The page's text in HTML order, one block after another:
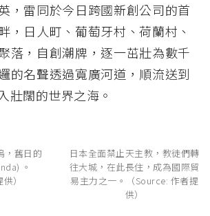
，雷同於今日跨國新創公司的首
，日人町、葡萄牙村、荷蘭村、
落，自創潮牌，逐一茁壯為數千
的名聲透過寬廣河道，順流送到
壯闊的世界之海。
，舊日的
。
）
日本全面禁止天主教，教徒們轉
往大城，在此長住，成為國際貿
易主力之一。（Source: 作者提
供）